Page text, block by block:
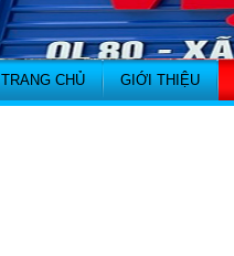
TRANG CHỦ GIỚI THIỆU